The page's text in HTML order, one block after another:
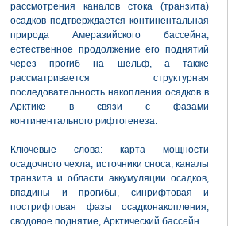
рассмотрения каналов стока (транзита)
осадков подтверждается континентальная
природа Амеразийского бассейна,
естественное продолжение его поднятий
через прогиб на шельф, а также
рассматривается структурная
последовательность накопления осадков в
Арктике в связи с фазами
континентального рифтогенеза.
Ключевые слова: карта мощности
осадочного чехла, источники сноса, каналы
транзита и области аккумуляции осадков,
впадины и прогибы, синрифтовая и
пострифтовая фазы осадконакопления,
сводовое поднятие, Арктический бассейн.